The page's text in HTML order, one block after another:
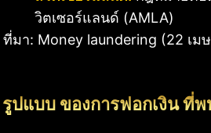
วิตเซอร์แลนด์ (AMLA)
ที่มา: Money laundering (22 เม
รูปแบบ ของการฟอกเงิน ที่